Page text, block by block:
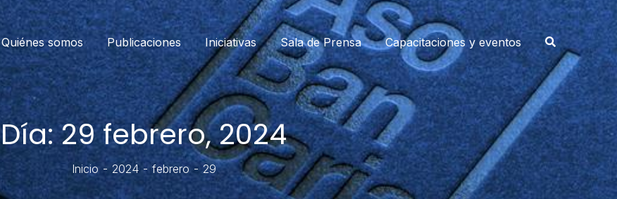
Quiénes somos Publicaciones Iniciativas Sala de Prensa Capacitaciones y eventos
Día:29 febrero, 2024
Inicio 2024 febrero 29